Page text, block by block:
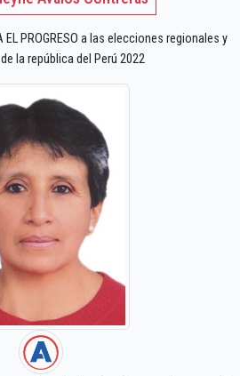
EL PROGRESO a las elecciones regionales y
la república del Perú 2022